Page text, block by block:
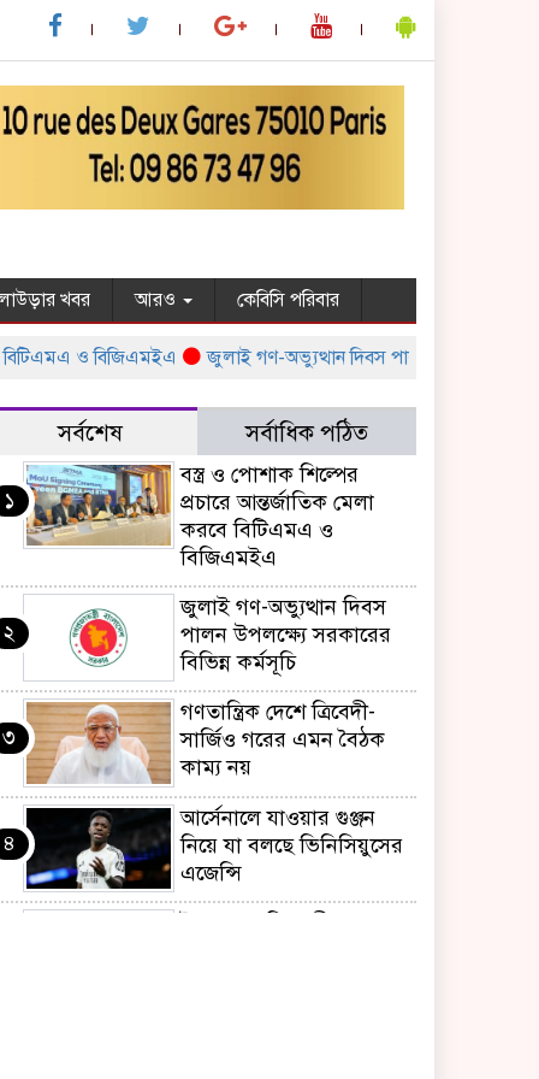
খবর আরও কেবিসি পরিবার
ও বিজিএমইএ জুলাই গণ-অভ্যুত্থান দিবস পালন উপলক্ষ্যে সরকারের
সর্বশেষ সর্বাধিক পঠিত
১
বস্ত্র ও পোশাক শিল্পের
প্রচারে আন্তর্জাতিক মেলা
করবে বিটিএমএ ও
বিজিএমইএ
২
জুলাই গণ-অভ্যুত্থান দিবস
পালন উপলক্ষ্যে সরকারের
বিভিন্ন কর্মসূচি
৩
গণতান্ত্রিক দেশে ত্রিবেদী-
সার্জিও গরের এমন বৈঠক
কাম্য নয়
৪
আর্সেনালে যাওয়ার গুঞ্জন
নিয়ে যা বলছে ভিনিসিয়ুসের
এজেন্সি